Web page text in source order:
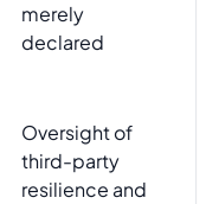
merely
declared
Oversight of
third-party
resilience and